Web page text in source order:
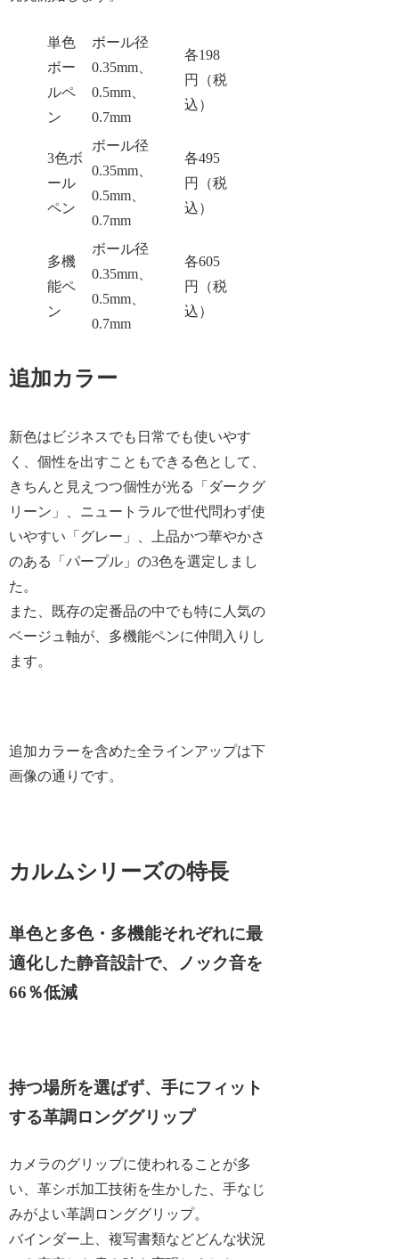
単色
ボー
ルペ
ン
ボール径
0.35mm、
0.5mm、
0.7mm
各198
円（税
込）
3色ボ
ール
ペン
ボール径
0.35mm、
0.5mm、
0.7mm
各495
円（税
込）
多機
能ペ
ン
ボール径
0.35mm、
0.5mm、
0.7mm
各605
円（税
込）
追加カラー
新色はビジネスでも日常でも使いやす
く、個性を出すこともできる色として、
きちんと見えつつ個性が光る「ダークグ
リーン」、ニュートラルで世代問わず使
いやすい「グレー」、上品かつ華やかさ
のある「パープル」の3色を選定しまし
た。
また、既存の定番品の中でも特に人気の
ベージュ軸が、多機能ペンに仲間入りし
ます。
追加カラーを含めた全ラインアップは下
画像の通りです。
カルムシリーズの特長
単色と多色・多機能それぞれに最
適化した静音設計で、ノック音を
66％低減
持つ場所を選ばず、手にフィット
する革調ロンググリップ
カメラのグリップに使われることが多
い、革シボ加工技術を生かした、手なじ
みがよい革調ロンググリップ。
バインダー上、複写書類などどんな状況